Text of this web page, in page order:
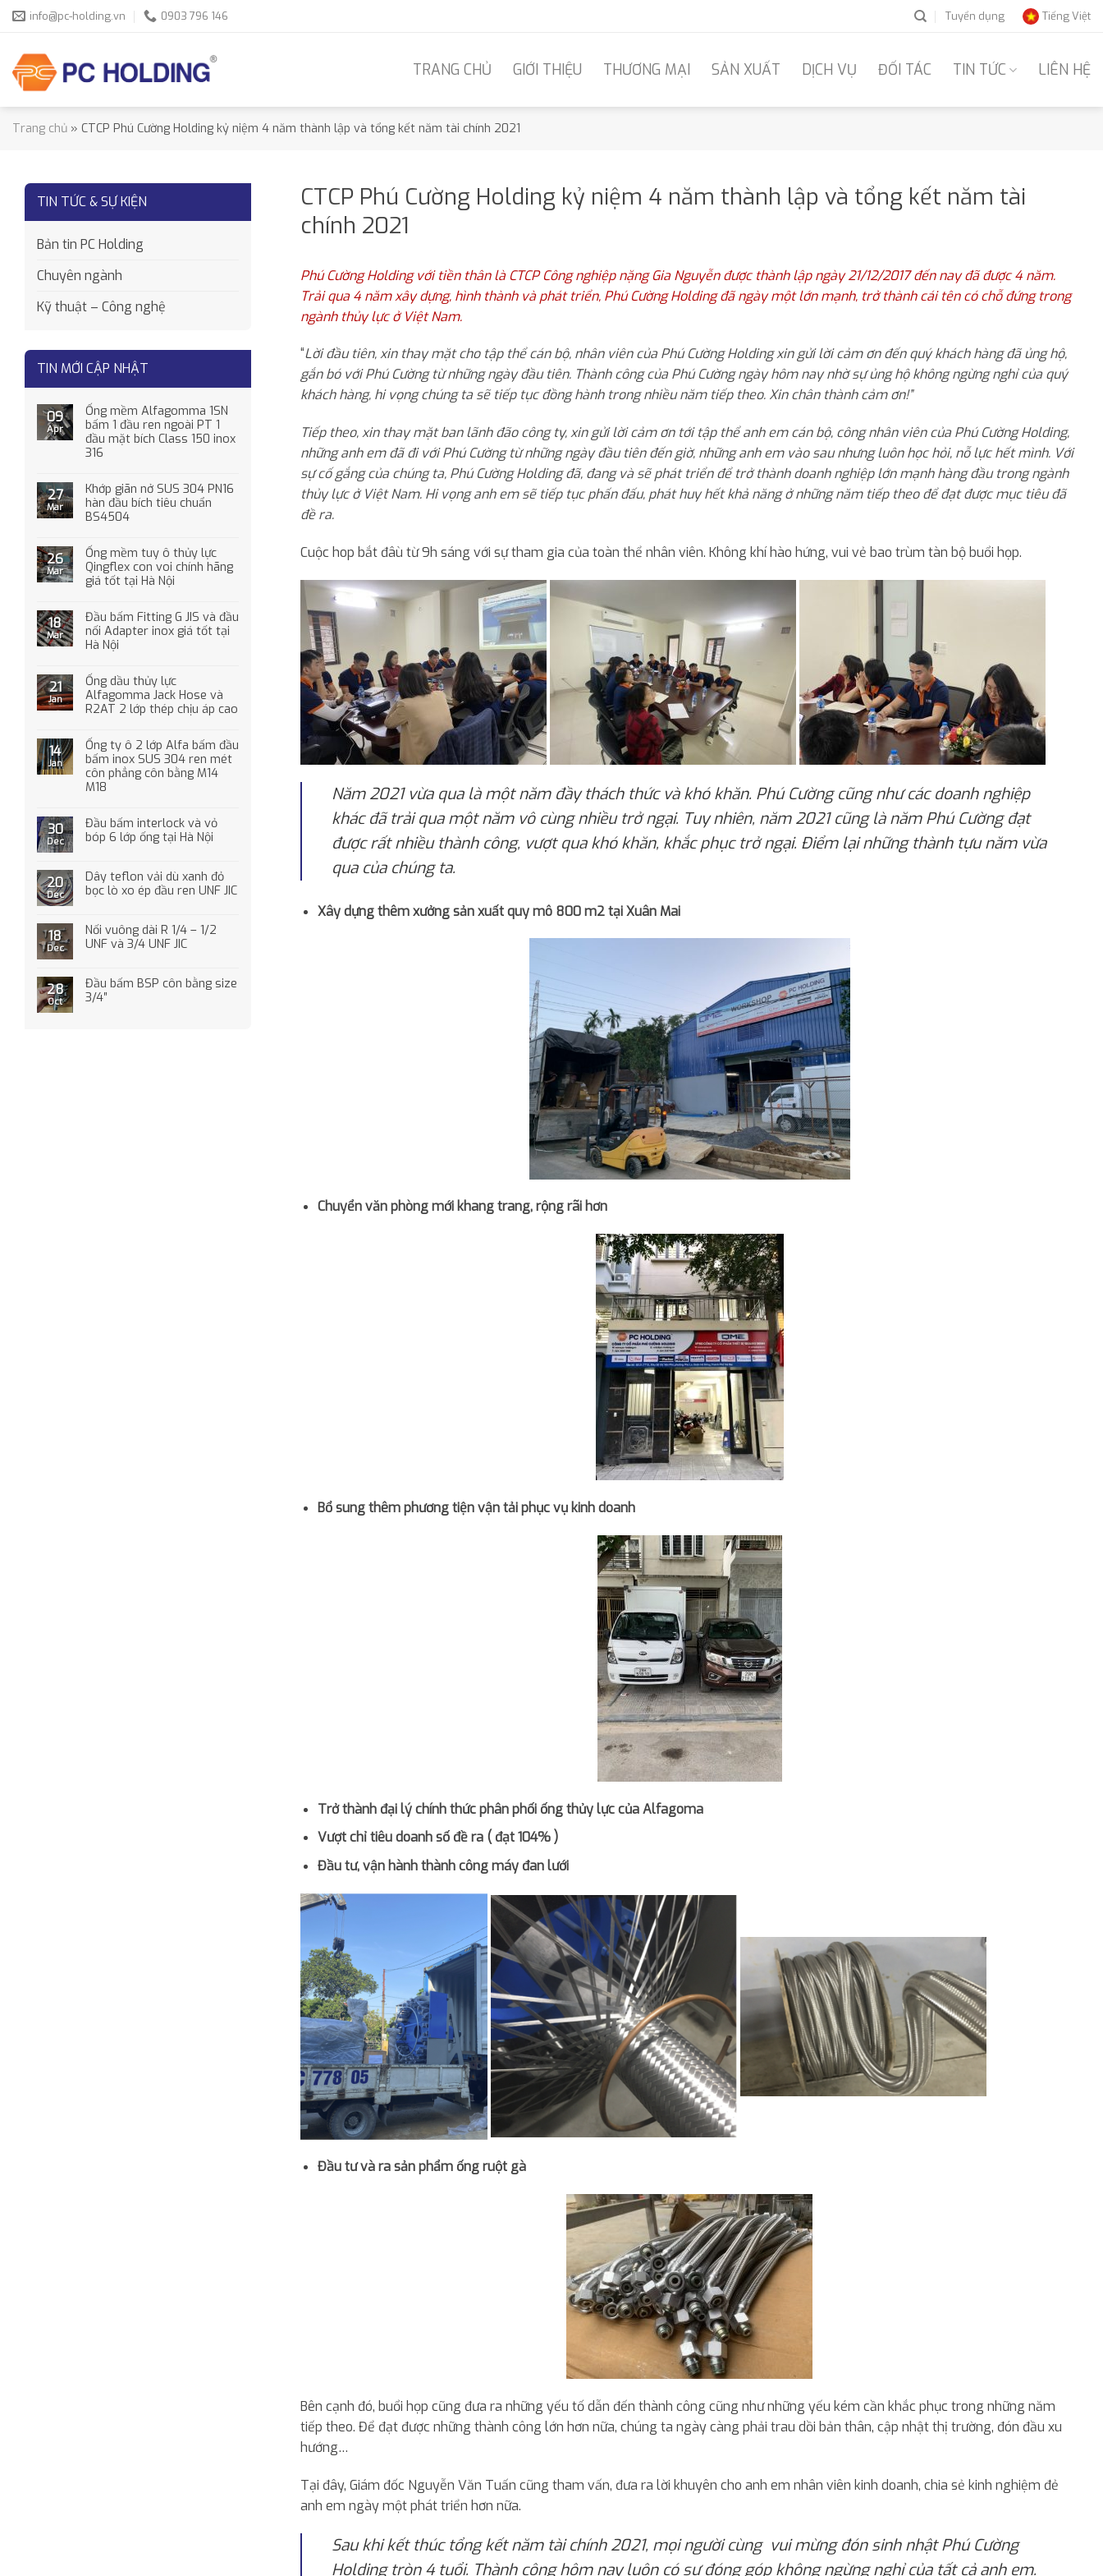
Skip
content
info@pc-holding.vn 0903 796 146 Tuyển dụng Tiếng Việt
TRANG CHỦ GIỚI THIỆU THƯƠNG MẠI SẢN XUẤT DỊCH VỤ ĐỐI TÁC TIN TỨC LIÊN HỆ
Trang chủ » CTCP Phú Cường Holding kỷ niệm 4 năm thành lập và tổng kết năm tài chính 2021
TIN TỨC & SỰ KIỆN
Bản tin PC Holding
Chuyên ngành
Kỹ thuật – Công nghệ
TIN MỚI CẬP NHẬT
09
Apr
Ống mềm Alfagomma 1SN
bấm 1 đầu ren ngoài PT 1
đầu mặt bích Class 150 inox
316
27
Mar
Khớp giãn nở SUS 304 PN16
hàn đầu bích tiêu chuẩn
BS4504
26
Mar
Ống mềm tuy ô thủy lực
Qingflex con voi chính hãng
giá tốt tại Hà Nội
18
Mar
Đầu bấm Fitting G JIS và đầu
nối Adapter inox giá tốt tại
Hà Nội
21
Jan
Ống dầu thủy lực
Alfagomma Jack Hose và
R2AT 2 lớp thép chịu áp cao
14
Jan
Ống ty ô 2 lớp Alfa bấm đầu
bấm inox SUS 304 ren mét
côn phẳng côn bằng M14
M18
30
Dec
Đầu bấm interlock và vỏ
bóp 6 lớp ống tại Hà Nội
20
Dec
Dây teflon vải dù xanh đỏ
bọc lò xo ép đầu ren UNF JIC
18
Dec
Nối vuông dài R 1/4 – 1/2
UNF và 3/4 UNF JIC
28
Oct
Đầu bấm BSP côn bằng size
3/4″
CTCP Phú Cường Holding kỷ niệm 4 năm thành lập và tổng kết năm tài
chính 2021
Phú Cường Holding với tiền thân là CTCP Công nghiệp nặng Gia Nguyễn được thành lập ngày 21/12/2017 đến nay đã được 4 năm.
Trải qua 4 năm xây dựng, hình thành và phát triển, Phú Cường Holding đã ngày một lớn mạnh, trở thành cái tên có chỗ đứng trong
ngành thủy lực ở Việt Nam.
“Lời đầu tiên, xin thay mặt cho tập thể cán bộ, nhân viên của Phú Cường Holding xin gửi lời cảm ơn đến quý khách hàng đã ủng hộ,
gắn bó với Phú Cường từ những ngày đầu tiên. Thành công của Phú Cường ngày hôm nay nhờ sự ủng hộ không ngừng nghỉ của quý
khách hàng, hi vọng chúng ta sẽ tiếp tục đồng hành trong nhiều năm tiếp theo. Xin chân thành cảm ơn!”
Tiếp theo, xin thay mặt ban lãnh đão công ty, xin gửi lời cảm ơn tới tập thể anh em cán bộ, công nhân viên của Phú Cường Holding,
những anh em đã đi với Phú Cường từ những ngày đầu tiên đến giờ, những anh em vào sau nhưng luôn học hỏi, nỗ lực hết mình. Với
sự cố gắng của chúng ta, Phú Cường Holding đã, đang và sẽ phát triển để trở thành doanh nghiệp lớn mạnh hàng đầu trong ngành
thủy lực ở Việt Nam. Hi vọng anh em sẽ tiếp tục phấn đấu, phát huy hết khả năng ở những năm tiếp theo để đạt được mục tiêu đã
đề ra.
Cuộc hop bắt đâù từ 9h sáng với sự tham gia của toàn thể nhân viên. Không khí hào hứng, vui vẻ bao trùm tàn bộ buổi họp.
Năm 2021 vừa qua là một năm đầy thách thức và khó khăn. Phú Cường cũng như các doanh nghiệp
khác đã trải qua một năm vô cùng nhiều trở ngại. Tuy nhiên, năm 2021 cũng là năm Phú Cường đạt
được rất nhiều thành công, vượt qua khó khăn, khắc phục trở ngại. Điểm lại những thành tựu năm vừa
qua của chúng ta.
Xây dựng thêm xưởng sản xuất quy mô 800 m2 tại Xuân Mai
Chuyển văn phòng mới khang trang, rộng rãi hơn
Bổ sung thêm phương tiện vận tải phục vụ kinh doanh
Trở thành đại lý chính thức phân phối ống thủy lực của Alfagoma
Vượt chỉ tiêu doanh số đề ra ( đạt 104% )
Đầu tư, vận hành thành công máy đan lưới
Đầu tư và ra sản phẩm ống ruột gà
Bên cạnh đó, buổi họp cũng đưa ra những yếu tố dẫn đến thành công cũng như những yếu kém cần khắc phục trong những năm
tiếp theo. Để đạt được những thành công lớn hơn nữa, chúng ta ngày càng phải trau dồi bản thân, cập nhật thị trường, đón đầu xu
hướng…
Tại đây, Giám đốc Nguyễn Văn Tuấn cũng tham vấn, đưa ra lời khuyên cho anh em nhân viên kinh doanh, chia sẻ kinh nghiệm đẻ
anh em ngày một phát triển hơn nữa.
Sau khi kết thúc tổng kết năm tài chính 2021, mọi người cùng vui mừng đón sinh nhật Phú Cường
Holding tròn 4 tuổi. Thành công hôm nay luôn có sự đóng góp không ngừng nghỉ của tất cả anh em.